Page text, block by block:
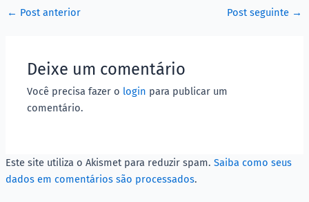
← Post anterior Post seguinte →
Deixe um comentário
Você precisa fazer o login para publicar um
comentário.
Este site utiliza o Akismet para reduzir spam. Saiba como seus
dados em comentários são processados.